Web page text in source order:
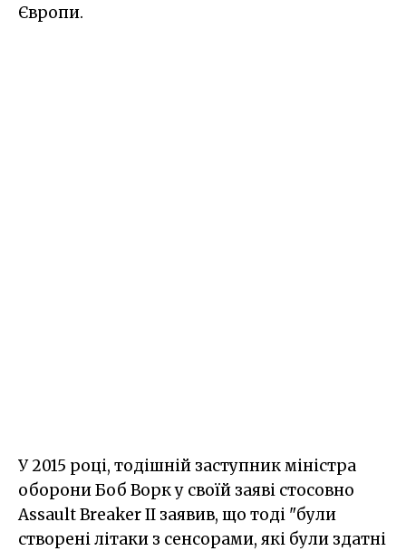
Європи.
У 2015 році, тодішній заступник міністра
оборони Боб Ворк у своїй заяві стосовно
Assault Breaker II заявив, що тоді "були
створені літаки з сенсорами, які були здатні